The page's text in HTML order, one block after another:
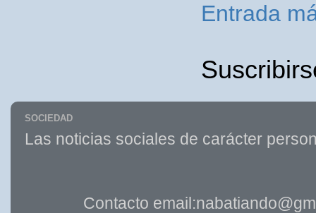
Entrada
SOCIEDAD
Las noticias sociales de carácter
Contacto